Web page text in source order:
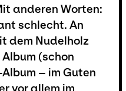
anderen Worten:
schlecht. An
dem Nudelholz
(schon
– im Guten
vor allem im